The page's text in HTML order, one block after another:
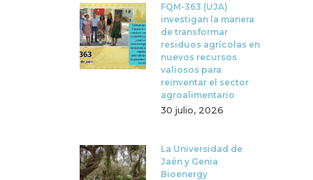
FQM-363 (UJA)
investigan la manera
de transformar
residuos agrícolas en
nuevos recursos
valiosos para
reinventar el sector
agroalimentario
30 julio, 2026
La Universidad de
Jaén y Genia
Bioenergy